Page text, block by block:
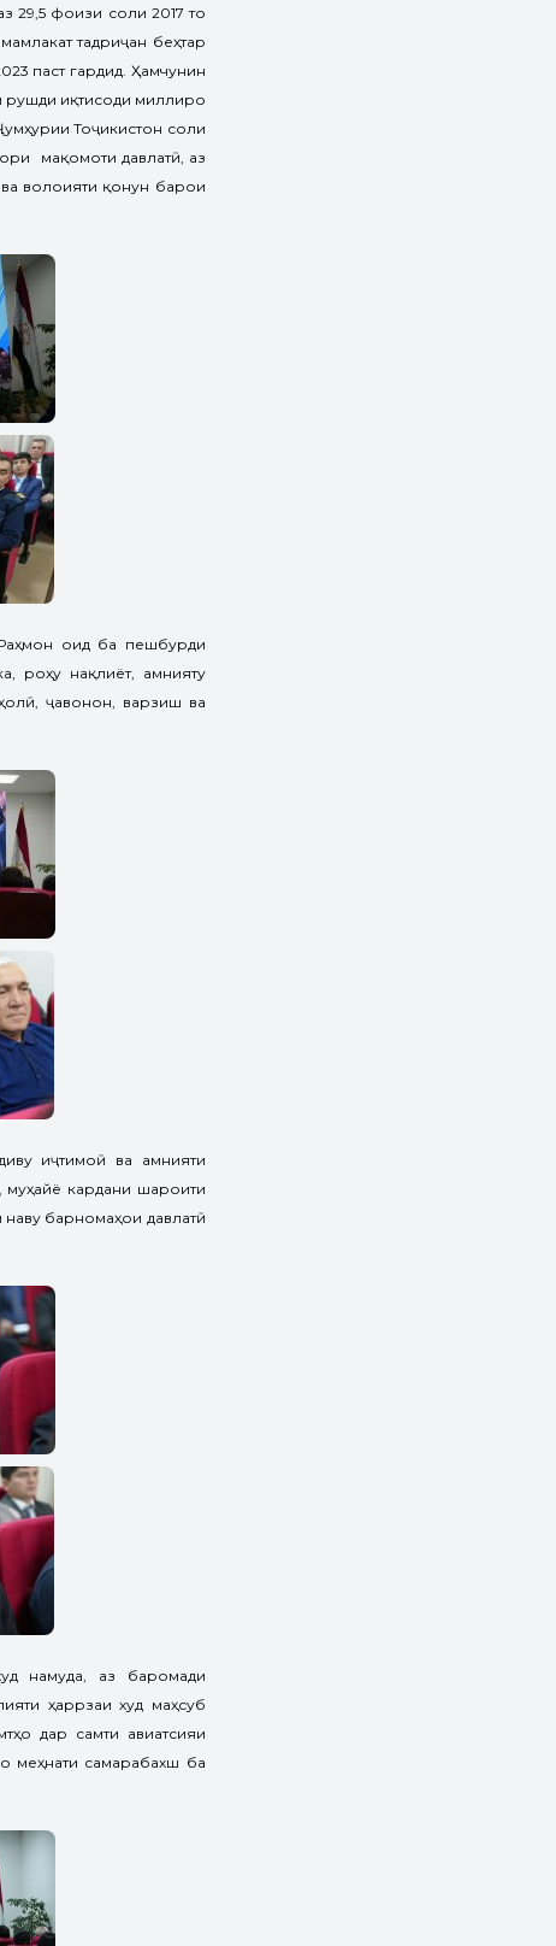
29,5 фоизи соли 2017 то
тадриҷан беҳтар
паст гардид. Ҳамчунин
рушди иқтисоди миллиро
Тоҷикистон соли
мақомоти давлатӣ, аз
волоияти қонун барои
оид ба пешбурди
роҳу нақлиёт, амнияту
ҷавонон, варзиш ва
иҷтимоӣ ва амнияти
муҳайё кардани шароити
барномаҳои давлатӣ
намуда, аз баромади
ҳаррӯзаи худ маҳсуб
дар самти авиатсияи
меҳнати самарабахш ба